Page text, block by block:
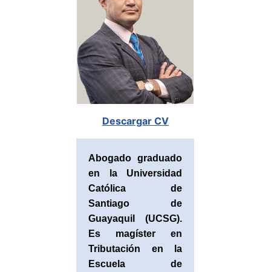
Descargar CV
Abogado graduado
en la Universidad
Católica de
Santiago de
Guayaquil (UCSG).
Es magíster en
Tributación en la
Escuela de